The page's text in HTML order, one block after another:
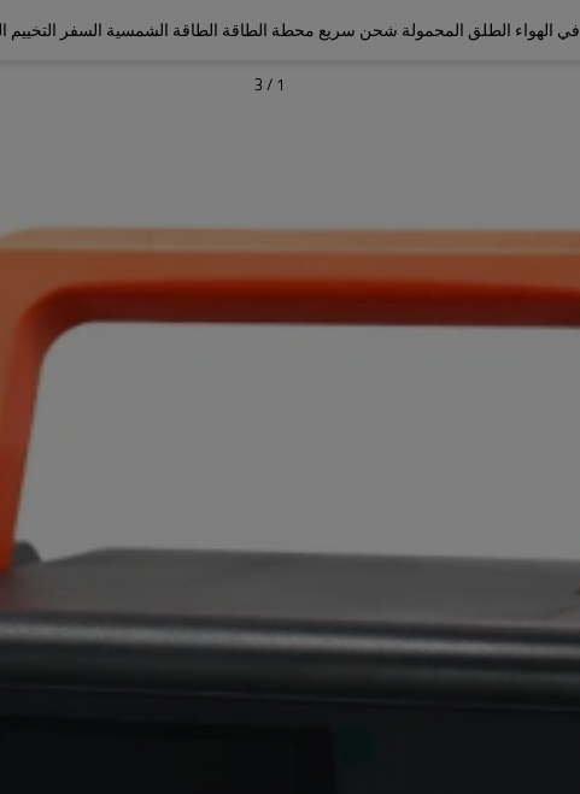
في الهواء الطلق المحمولة شحن سريع محطة الطاقة الطاقة الشمسية السفر التخييم
1
/
3